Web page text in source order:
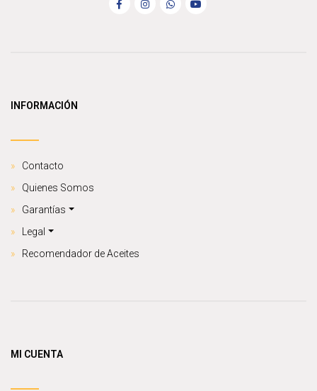
INFORMACIÓN
Contacto
Quienes Somos
Garantías
Legal
Recomendador de Aceites
MI CUENTA